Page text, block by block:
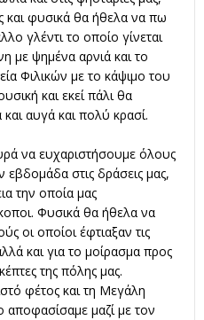
φυσικά θα ήθελα να πω
γλέντι το οποίο γίνεται
με ψημένα αρνιά και το
Φιλικών με το κάψιμο του
και εκεί πάλι θα
αυγά και πολύ κρασί.
να ευχαριστήσουμε όλους
εβδομάδα στις δράσεις μας,
την οποία μας
Φυσικά θα ήθελα να
οι οποίοι έφτιαξαν τις
και για το μοίρασμα προς
της πόλης μας.
φέτος και τη Μεγάλη
μαζί με τον